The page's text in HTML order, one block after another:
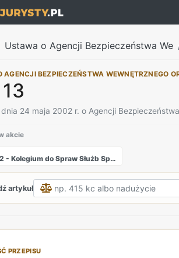
Ustawa o Agencji Bezpieczeństwa We
AGENCJI BEZPIECZEŃSTWA WEWNĘTRZNEGO
24 maja 2002 r. o Agencji
akcie
Rozdział 2 - Kolegium do Spraw Służb Specjalnych
artykuł
PRZEPISU